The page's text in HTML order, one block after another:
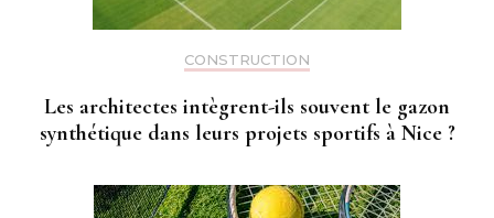
CONSTRUCTION
Les architectes intègrent-ils souvent le gazon
synthétique dans leurs projets sportifs à Nice ?